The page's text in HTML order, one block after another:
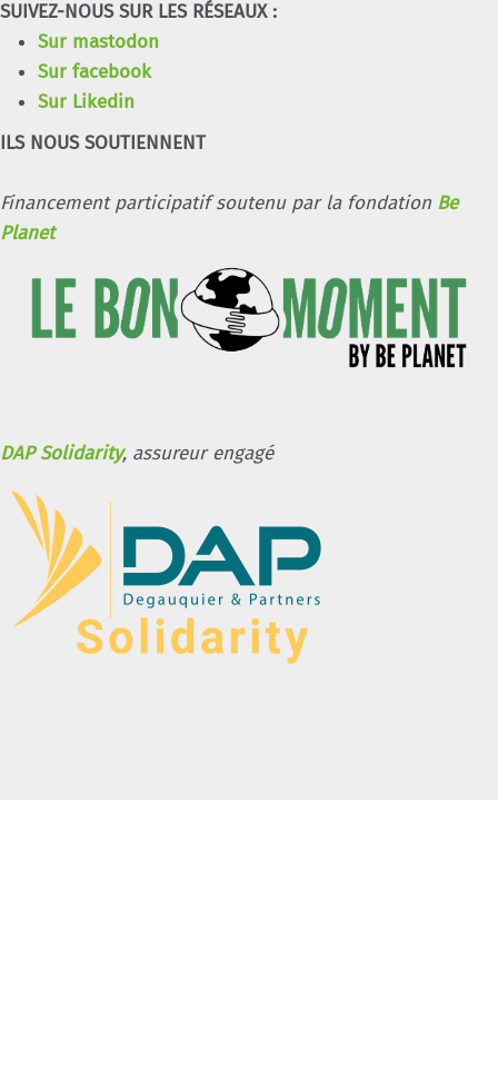
SUIVEZ-NOUS SUR LES RÉSEAUX :
Sur mastodon
Sur facebook
Sur Likedin
ILS NOUS SOUTIENNENT
Financement participatif soutenu par la fondation Be
Planet
DAP Solidarity, assureur engagé